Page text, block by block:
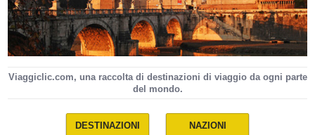
Viaggiclic.com, una raccolta di destinazioni di viaggio da ogni parte
del mondo.
DESTINAZIONI NAZIONI